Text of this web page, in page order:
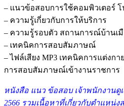
– แนวข้อสอบการใช้คอมพิวเตอร์ โ
– ความรู้เกี่ยวกับการให้บริการ
– ความรู้รอบตัว สถานการณ์บ้านเ
– เทคนิคการสอบสัมภาษณ์
– ไฟล์เสียง MP3 เทคนิคการแต่งก
การสอบสัมภาษณ์เข้างานราชการ
หนังสือ แนว ข้อสอบ เจ้าพนักงาน
2566 รวมเนื้อหาที่เกี่ยวกับตำแหน่